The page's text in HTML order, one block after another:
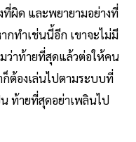
ที่ผิด และพยายามอย่างที่
กทำเช่นนี้อีก เขาจะไม่มี
ว่าท้ายที่สุดแล้วต่อให้คน
ต้องเล่นไปตามระบบที่
ท้ายที่สุดอย่าเพลินไป